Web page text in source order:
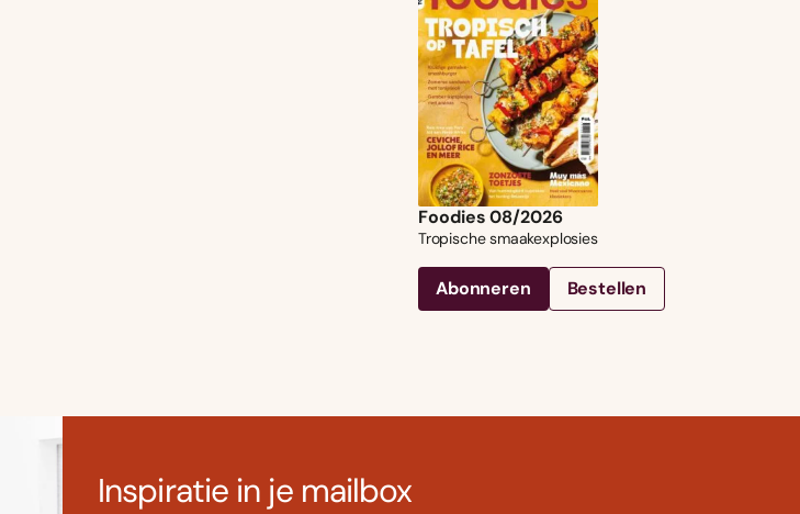
Foodies 08/2026
Tropische smaakexplosies
Abonneren Bestellen
Inspiratie in je mailbox